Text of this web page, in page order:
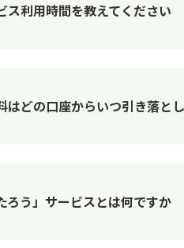
利用時間を教えてください
どの口座からいつ引き落と
ろう」サービスとは何ですか